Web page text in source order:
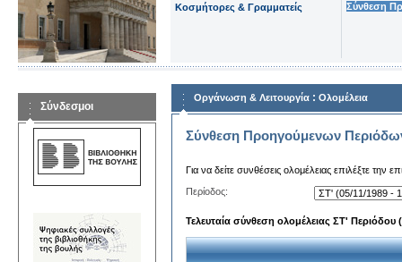
Κοσμήτορες & Γραμματείς Σύνθεση
Σύνδεσμοι
Οργάνωση & Λειτουργία : Ολομέλεια
Σύνθεση Προηγούμενων
Για να δείτε συνθέσεις ολομέλειας επιλέξτε την
Περίοδος:
Τελευταία σύνθεση ολομέλειας ΣΤ' Περιόδου